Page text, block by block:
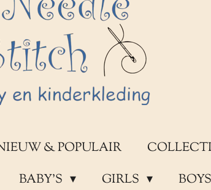
& POPULAIR
BABY'S GIRLS
BOYS